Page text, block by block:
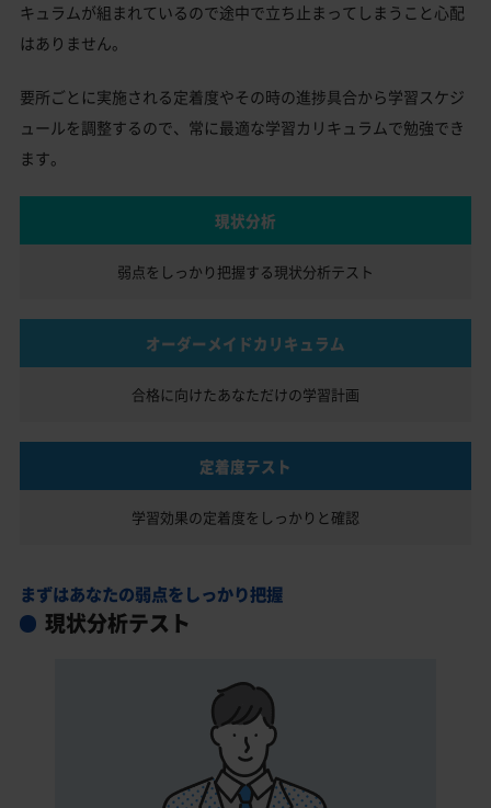
キュラムが組まれているので途中で立ち止まってしまうこと心配
はありません。
要所ごとに実施される定着度やその時の進捗具合から学習スケジ
ュールを調整するので、常に最適な学習カリキュラムで勉強でき
ます。
現状分析
弱点をしっかり把握する現状分析テスト
オーダーメイドカリキュラム
合格に向けたあなただけの学習計画
定着度テスト
学習効果の定着度を しっかりと確認
まずはあなたの弱点をしっかり把握
現状分析テスト